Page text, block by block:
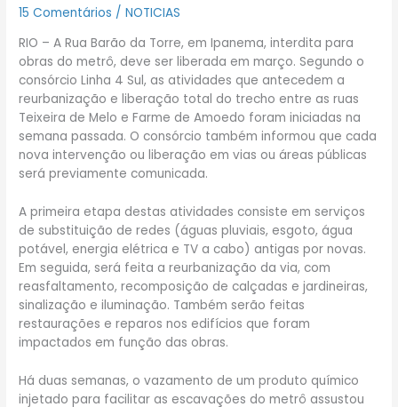
15 Comentários /NOTICIAS
RIO – A Rua Barão da Torre, em Ipanema, interdita para
obras do metrô, deve ser liberada em março. Segundo o
consórcio Linha 4 Sul, as atividades que antecedem a
reurbanização e liberação total do trecho entre as ruas
Teixeira de Melo e Farme de Amoedo foram iniciadas na
semana passada. O consórcio também informou que cada
nova intervenção ou liberação em vias ou áreas públicas
será previamente comunicada.
A primeira etapa destas atividades consiste em serviços
de substituição de redes (águas pluviais, esgoto, água
potável, energia elétrica e TV a cabo) antigas por novas.
Em seguida, será feita a reurbanização da via, com
reasfaltamento, recomposição de calçadas e jardineiras,
sinalização e iluminação. Também serão feitas
restaurações e reparos nos edifícios que foram
impactados em função das obras.
Há duas semanas, o vazamento de um produto químico
injetado para facilitar as escavações do metrô assustou